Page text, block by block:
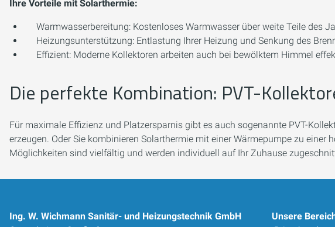
Ihre Vorteile mit Solarthermie:
Warmwasserbereitung: Kostenloses Warmwasser über weite Teile des
Heizungsunterstützung: Entlastung Ihrer Heizung und Senkung des
Effizient: Moderne Kollektoren arbeiten auch bei bewölktem Himmel
Die perfekte Kombination: PVT-
Für maximale Effizienz und Platzersparnis gibt es auch sogenannte PVT-
erzeugen. Oder Sie kombinieren Solarthermie mit einer Wärmepumpe zu einer
Möglichkeiten sind vielfältig und werden individuell auf Ihr Zuhause
Ing. W. Wichmann Sanitär- und Heizungstechnik GmbH
Unsere